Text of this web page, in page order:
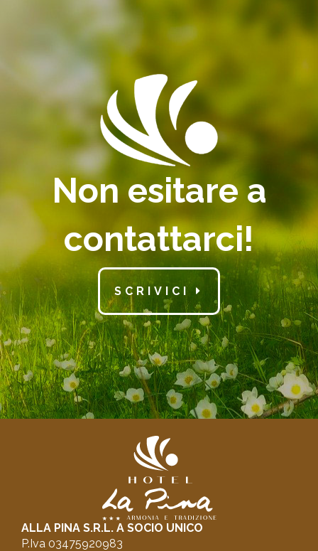
Non esitare a
contattarci!
SCRIVICI
ALLA PINA S.R.L. A SOCIO UNICO
P.Iva 03475920983